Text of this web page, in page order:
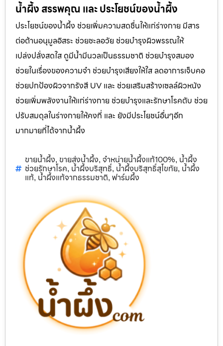
น้ำผึ้ง สรรพคุณ และ ประโยชน์ของน้ำผึ้ง
ประโยชน์ของน้ำผึ้ง ช่วยเพิ่มความสดชื่นให้แก่ร่างกาย มีสาร
ต่อต้านอนุมูลอิสระ ช่วยชะลอวัย ช่วยบำรุงผิวพรรณให้
เปล่งปลั่งสดใส ดูมีน้ำมีนวลเป็นธรรมชาติ ช่วยบำรุงสมอง
ช่วยในเรื่องของความจำ ช่วยบำรุงเสียงให้ใส ลดอาการเจ็บคอ
ช่วยปกป้องผิวจากรังสี UV และ ช่วยเสริมสร้างเซลล์ผิวหนัง
ช่วยเพิ่มพลังงานให้แก่ร่างกาย ช่วยบำรุงและรักษาโรคตับ ช่วย
ปรับสมดุลในร่างกายให้คงที่ และ ยังมีประโยชน์อื่นๆอีก
มากมายที่ได้จากน้ำผึ้ง
ขายน้ำผึ้ง, ขายส่งน้ำผึ้ง, จำหน่ายน้ำผึ้งแท้100%, น้ำผึ้ง
ช่วยรักษาโรค, น้ำผึ้งบริสุทธิ์, น้ำผึ้งบริสุทธิ์สุโขทัย, น้ำผึ้ง
แท้, น้ำผึ้งแท้จากธรรมชาติ, ฟาร์มผึ้ง